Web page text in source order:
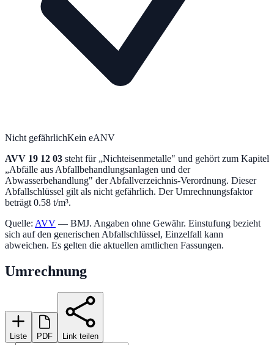
Nicht gefährlichKein eANV
AVV 19 12 03 steht für „Nichteisenmetalle" und gehört zum Kapitel
„Abfälle aus Abfallbehandlungsanlagen und der
Abwasserbehandlung" der Abfallverzeichnis-Verordnung. Dieser
Abfallschlüssel gilt als nicht gefährlich. Der Umrechnungsfaktor
beträgt 0.58 t/m³.
Quelle: AVV — BMJ. Angaben ohne Gewähr. Einstufung bezieht
sich auf den generischen Abfallschlüssel, Einzelfall kann
abweichen. Es gelten die aktuellen amtlichen Fassungen.
Umrechnung
Liste PDF Link teilen